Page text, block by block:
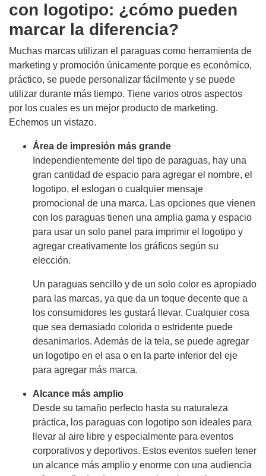
con logotipo: ¿cómo pueden
marcar la diferencia?
Muchas marcas utilizan el paraguas como herramienta de
marketing y promoción únicamente porque es económico,
práctico, se puede personalizar fácilmente y se puede
utilizar durante más tiempo. Tiene varios otros aspectos
por los cuales es un mejor producto de marketing.
Echemos un vistazo.
Área de impresión más grande
Independientemente del tipo de paraguas, hay una
gran cantidad de espacio para agregar el nombre, el
logotipo, el eslogan o cualquier mensaje
promocional de una marca. Las opciones que vienen
con los paraguas tienen una amplia gama y espacio
para usar un solo panel para imprimir el logotipo y
agregar creativamente los gráficos según su
elección.
Un paraguas sencillo y de un solo color es apropiado
para las marcas, ya que da un toque decente que a
los consumidores les gustará llevar. Cualquier cosa
que sea demasiado colorida o estridente puede
desanimarlos. Además de la tela, se puede agregar
un logotipo en el asa o en la parte inferior del eje
para agregar más marca.
Alcance más amplio
Desde su tamaño perfecto hasta su naturaleza
práctica, los paraguas con logotipo son ideales para
llevar al aire libre y especialmente para eventos
corporativos y deportivos. Estos eventos suelen tener
un alcance más amplio y enorme con una audiencia